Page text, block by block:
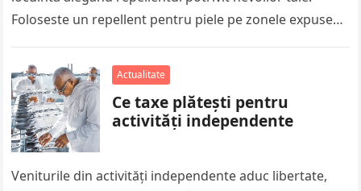
Foloseste un repellent pentru piele pe zonele expuse
Actualitate
Ce taxe plătești pentru
activități independente
Veniturile din activități independente aduc libertate,